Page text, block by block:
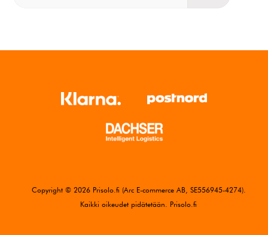
Copyright © 2026 Prisolo.fi (Arc E-commerce AB, SE556945-4274).
Kaikki oikeudet pidätetään. Prisolo.fi